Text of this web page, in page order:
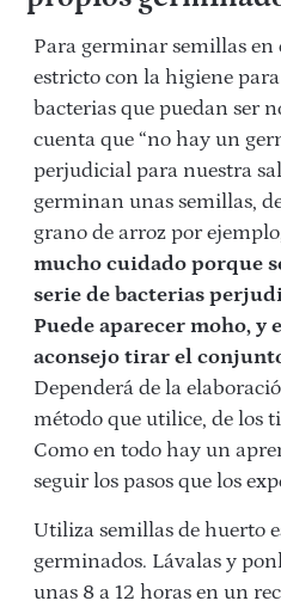
Para germinar semillas en
estricto con la higiene
bacterias que puedan ser
cuenta que “no hay un
perjudicial para nuestra
germinan unas semillas,
grano de arroz por
mucho cuidado porque
serie de bacterias
Puede aparecer moho, y
aconsejo tirar el
Dependerá de la
método que utilice, de los
Como en todo hay un
seguir los pasos que los
Utiliza semillas de huerto
germinados. Lávalas y
unas 8 a 12 horas en un